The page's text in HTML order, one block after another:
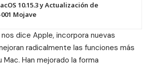
10.15.3 y Actualización de
Mojave
nos dice Apple, incorpora nuevas
radicalmente las funciones más
Han mejorado la forma